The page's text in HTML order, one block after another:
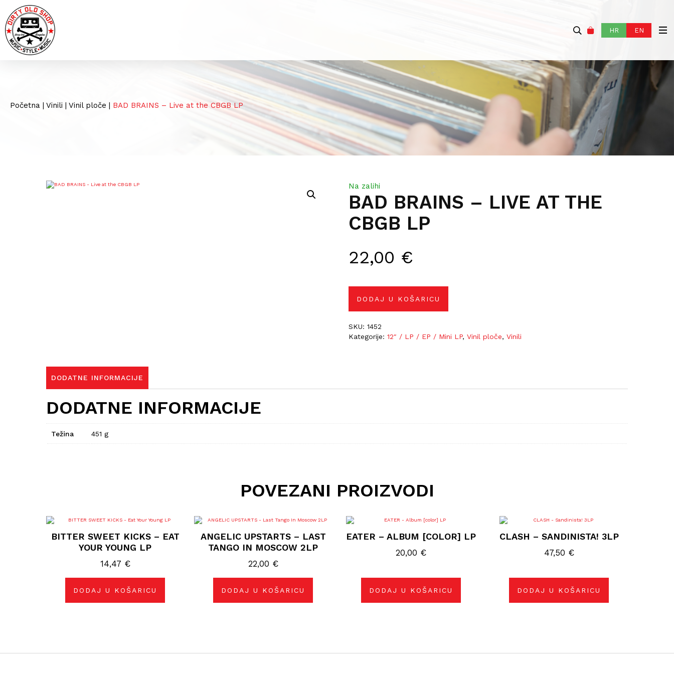
HR EN
Početna | Vinili | Vinil ploče | BAD BRAINS – Live at the CBGB LP
BAD BRAINS – LIVE AT THE
CBGB LP
22,00 €
Na zalihi
DODAJ U KOŠARICU
SKU:1452
Kategorije:12″ / LP / EP / Mini LP,Vinil ploče,Vinili
DODATNE INFORMACIJE
DODATNE INFORMACIJE
Težina 451 g
POVEZANI PROIZVODI
BITTER SWEET KICKS – EAT
YOUR YOUNG LP
14,47 €
DODAJ U KOŠARICU
ANGELIC UPSTARTS – LAST
TANGO IN MOSCOW 2LP
22,00 €
DODAJ U KOŠARICU
EATER – ALBUM [COLOR] LP
20,00 €
DODAJ U KOŠARICU
CLASH – SANDINISTA! 3LP
47,50 €
DODAJ U KOŠARICU